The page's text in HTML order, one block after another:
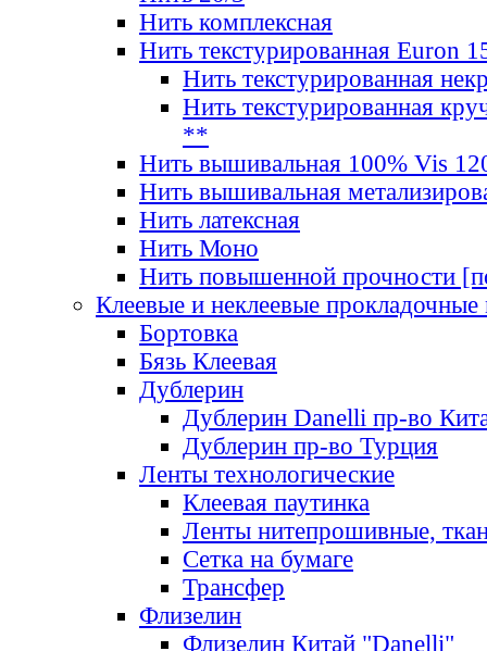
Нить комплексная
Нить текстурированная Euron
Нить текстурированная
Нить текстурированная
**
Нить вышивальная 100% Vis
Нить вышивальная
Нить латексная
Нить Моно
Нить повышенной прочности
Клеевые и неклеевые прокладочные
Бортовка
Бязь Клеевая
Дублерин
Дублерин Danelli пр-во
Дублерин пр-во Турция
Ленты технологические
Клеевая паутинка
Ленты нитепрошивные,
Сетка на бумаге
Трансфер
Флизелин
Флизелин Китай "Danelli"